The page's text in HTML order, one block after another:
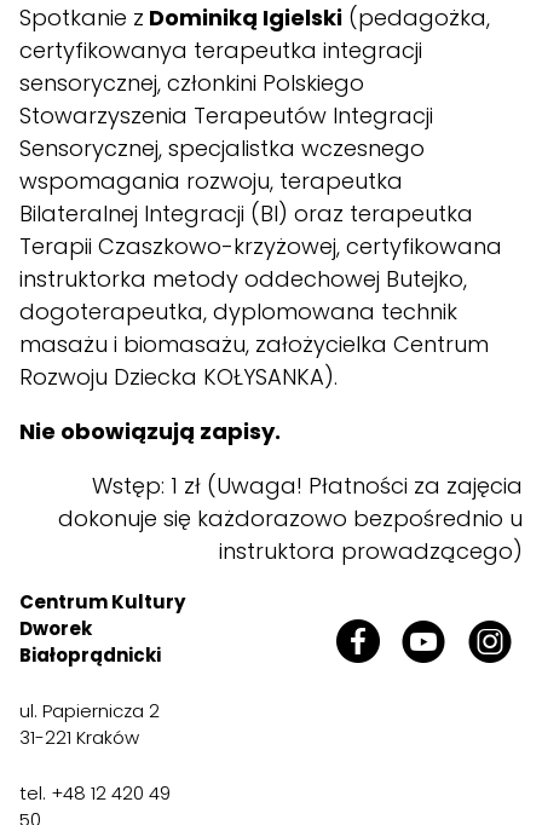
Spotkanie z Dominiką Igielski (pedagożka,
certyfikowanya terapeutka integracji
sensorycznej, członkini Polskiego
Stowarzyszenia Terapeutów Integracji
Sensorycznej, specjalistka wczesnego
wspomagania rozwoju, terapeutka
Bilateralnej Integracji (BI) oraz terapeutka
Terapii Czaszkowo-krzyżowej, certyfikowana
instruktorka metody oddechowej Butejko,
dogoterapeutka, dyplomowana technik
masażu i biomasażu, założycielka Centrum
Rozwoju Dziecka KOŁYSANKA).
Nie obowiązują zapisy.
Wstęp: 1 zł (Uwaga! Płatności za zajęcia
dokonuje się każdorazowo bezpośrednio u
instruktora prowadzącego)
Centrum Kultury
Dworek
Białoprądnicki
ul. Papiernicza 2
31-221 Kraków
tel. +48 12 420 49
50